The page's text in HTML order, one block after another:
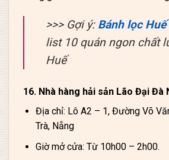
>>> Gợi ý:Bánh lọc Huế
list 10 quán ngon chất
Huế
16. Nhà hàng hải sản Lão Đại Đà
Địa chỉ: Lô A2 – 1, Đường Võ
Trà, Nẵng
Giờ mở cửa: Từ 10h00 – 2h00.